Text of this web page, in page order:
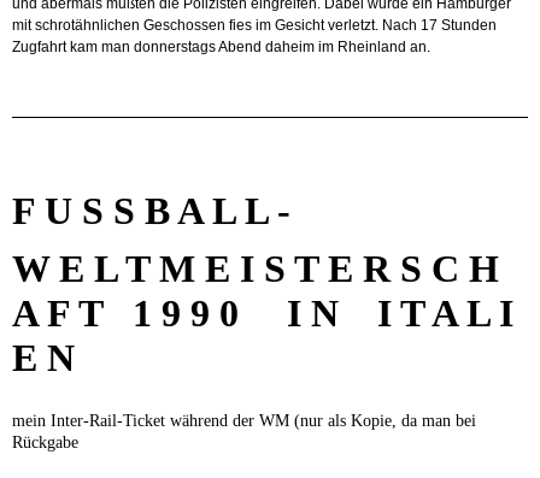
und abermals mußten die Polizisten eingreifen. Dabei wurde ein Hamburger
mit schrotähnlichen Geschossen fies im Gesicht verletzt. Nach 17 Stunden
Zugfahrt kam man donnerstags Abend daheim im Rheinland an.
F U S S B A L L -
W E L T M E I S T E R S C H
A F T 1 9 9 0 I N I T A L I
E N
mein Inter-Rail-Ticket während der WM (nur als Kopie, da man bei
Rückgabe